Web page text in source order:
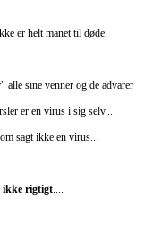
er helt manet til døde.
alle sine venner og de advarer
er en virus i sig selv...
sagt ikke en virus...
ikke rigtigt....